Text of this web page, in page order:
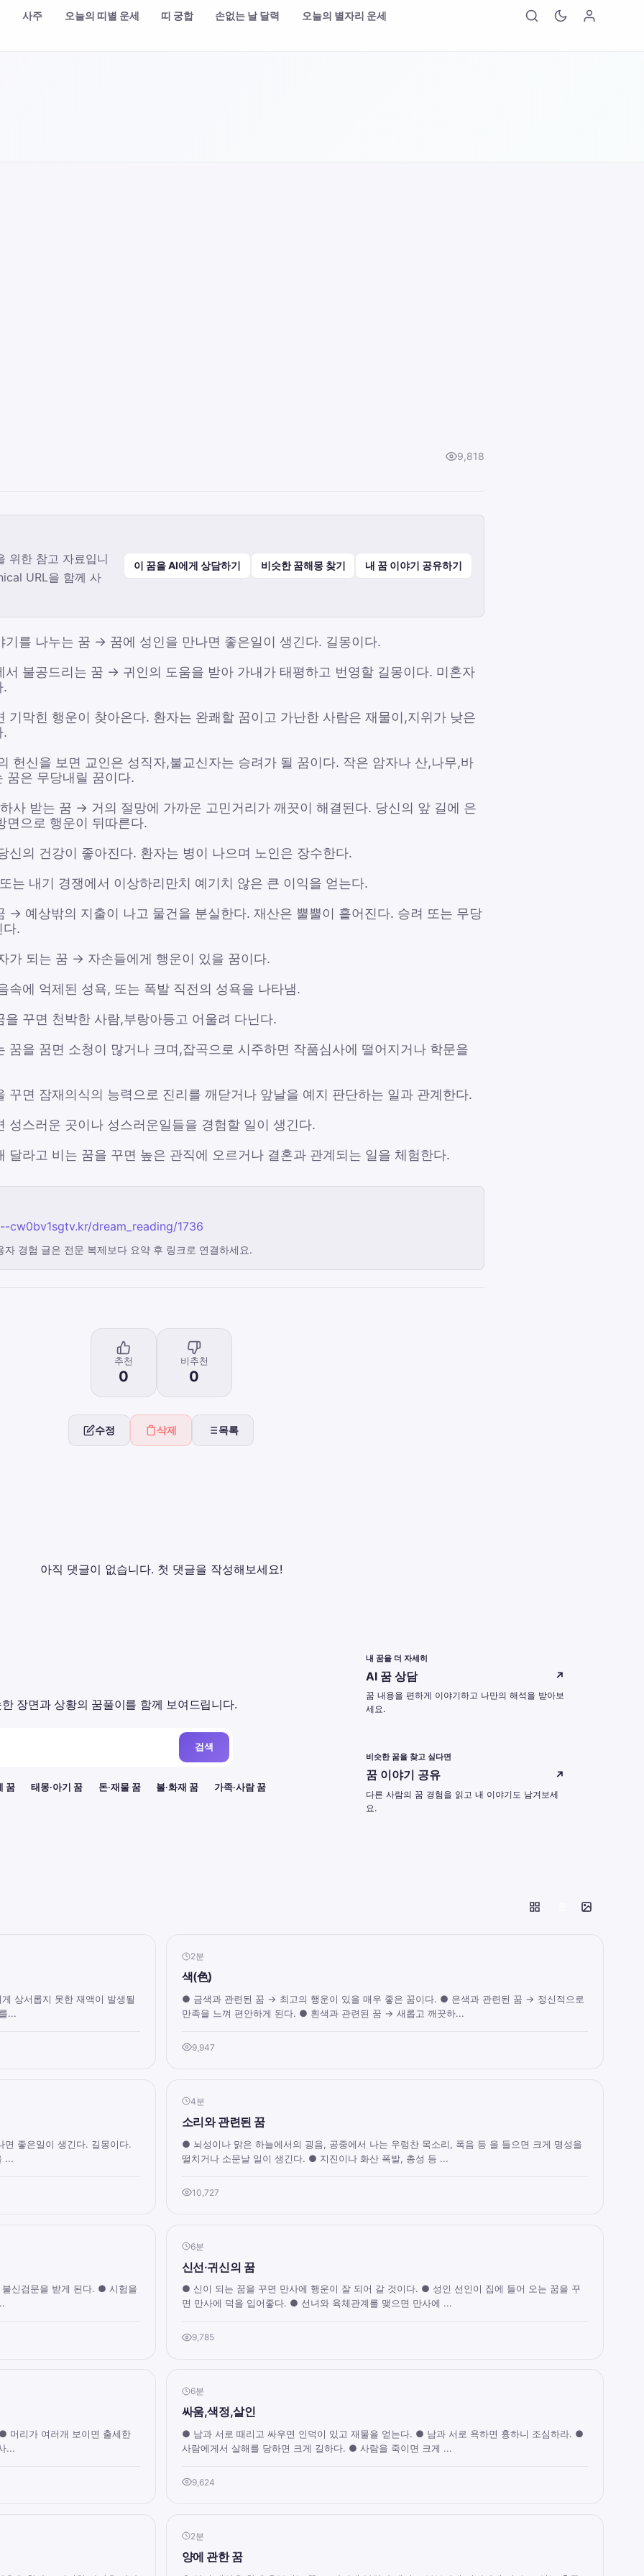
사주 오늘의 띠별 운세 띠 궁합 손없는 날 달력 오늘의 별자리 운세
9,818
위한 참고 자료입니
URL을 함께 사
이 꿈을 AI에게 상담하기 비슷한 꿈해몽 찾기 내 꿈 이야기 공유하기
를 나누는 꿈 → 꿈에 성인을 만나면 좋은일이 생긴다. 길몽이다.
불공드리는 꿈 → 귀인의 도움을 받아 가내가 태평하고 번영할 길몽이다. 미혼자
.
막힌 행운이 찾아온다. 환자는 완쾌할 꿈이고 가난한 사람은 재물이,지위가 낮은
.
헌신을 보면 교인은 성직자,불교신자는 승려가 될 꿈이다. 작은 암자나 산,나무,바
꿈은 무당내릴 꿈이다.
사 받는 꿈 → 거의 절망에 가까운 고민거리가 깨끗이 해결된다. 당신의 앞 길에 은
면으로 행운이 뒤따른다.
의 건강이 좋아진다. 환자는 병이 나으며 노인은 장수한다.
내기 경쟁에서 이상하리만치 예기치 않은 큰 이익을 얻는다.
→ 예상밖의 지출이 나고 물건을 분실한다. 재산은 뿔뿔이 흩어진다. 승려 또는 무당
다.
가 되는 꿈 → 자손들에게 행운이 있을 꿈이다.
에 억제된 성욕, 또는 폭발 직전의 성욕을 나타냄.
꾸면 천박한 사람,부랑아등고 어울려 다닌다.
을 꿈면 소청이 많거나 크며,잡곡으로 시주하면 작품심사에 떨어지거나 학문을
면 잠재의식의 능력으로 진리를 깨닫거나 앞날을 예지 판단하는 일과 관계한다.
스러운 곳이나 성스러운일들을 경험할 일이 생긴다.
라고 비는 꿈을 꾸면 높은 관직에 오르거나 결혼과 관계되는 일을 체험한다.
cw0bv1sgtv.kr/dream_reading/1736
경험 글은 전문 복제보다 요약 후 링크로 연결하세요.
추천
0
비추천
0
수정 삭제 목록
아직 댓글이 없습니다. 첫 댓글을 작성해보세요!
장면과 상황의 꿈풀이를 함께 보여드립니다.
검색
꿈 태몽·아기 꿈 돈·재물 꿈 불·화재 꿈 가족·사람 꿈
내 꿈을 더 자세히
AI 꿈 상담 ↗
꿈 내용을 편하게 이야기하고 나만의 해석을 받아보
세요.
비슷한 꿈을 찾고 싶다면
꿈 이야기 공유 ↗
다른 사람의 꿈 경험을 읽고 내 이야기도 남겨보세
요.
상서롭지 못한 재액이 발생될
...
2분
색(色)
● 금색과 관련된 꿈 → 최고의 행운이 있을 매우 좋은 꿈이다. ● 은색과 관련된 꿈 → 정신적으로
만족을 느껴 편안하게 된다. ● 흰색과 관련된 꿈 → 새롭고 깨끗하...
9,947
좋은일이 생긴다. 길몽이다.
...
4분
소리와 관련된 꿈
● 뇌성이나 맑은 하늘에서의 굉음, 공중에서 나는 우렁찬 목소리, 폭음 등 을 들으면 크게 명성을
떨치거나 소문날 일이 생긴다. ● 지진이나 화산 폭발, 총성 등 ...
10,727
신검문을 받게 된다. ● 시험을
6분
신선·귀신의 꿈
● 신이 되는 꿈을 꾸면 만사에 행운이 잘 되어 갈 것이다. ● 성인 선인이 집에 들어 오는 꿈을 꾸
면 만사에 덕을 입어좋다. ● 선녀와 육체관계를 맺으면 만사에 ...
9,785
머리가 여러개 보이면 출세한
...
6분
싸움,색정,살인
● 남과 서로 때리고 싸우면 인덕이 있고 재물을 얻는다. ● 남과 서로 욕하면 흉하니 조심하라. ●
사람에게서 살해를 당하면 크게 길하다. ● 사람을 죽이면 크게 ...
9,624
2분
양에 관한 꿈